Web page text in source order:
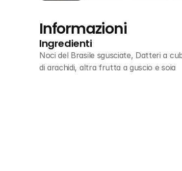
Informazioni
Ingredienti
Noci del Brasile sgusciate, Datteri a
di arachidi, altra frutta a guscio e soia